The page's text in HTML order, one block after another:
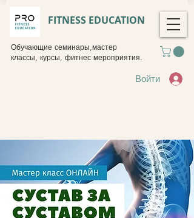
FITNESS EDUCATION
Обучающие семинары,мастер
классы, курсы, фитнес мероприятия.
Войти